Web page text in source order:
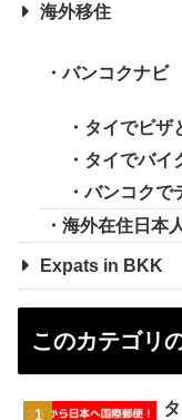
海外移住
バンコクナビ
タイでビザ
タイでバイ
バンコクで
海外在住日本
Expats in BKK
このカテゴリ